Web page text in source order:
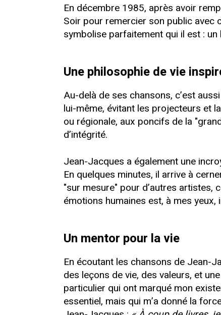
En décembre 1985, après avoir
Soir pour remercier son public avec
symbolise parfaitement qui il est :
Une philosophie de vie
Au-delà de ses chansons, c’est
lui-même, évitant les projecteurs et
ou régionale, aux poncifs de la
d’intégrité.
Jean-Jacques a également une
En quelques minutes, il arrive à
"sur mesure" pour d’autres artistes,
émotions humaines est, à mes yeux,
Un mentor pour la vie
En écoutant les chansons de Jean-
des leçons de vie, des valeurs, et
particulier qui ont marqué mon
essentiel, mais qui m’a donné la